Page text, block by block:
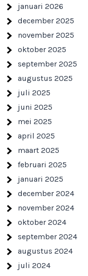
januari 2026
december 2025
november 2025
oktober 2025
september 2025
augustus 2025
juli 2025
juni 2025
mei 2025
april 2025
maart 2025
februari 2025
januari 2025
december 2024
november 2024
oktober 2024
september 2024
augustus 2024
juli 2024